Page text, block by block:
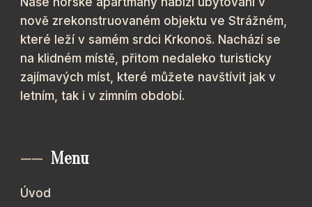
nově zrekonstruovaném objektu ve Strážném,
které leží v samém srdci Krkonoš. Nachází se
na klidném místě, přitom nedaleko turisticky
zajímavých míst, které můžete navštívit jak v
letním, tak i v zimním období.
—— Menu
Úvod